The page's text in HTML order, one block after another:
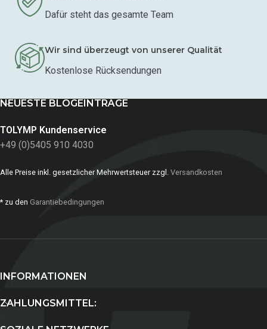
Dafür steht das gesamte Team
Wir sind überzeugt von unserer Qualität
Kostenlose Rücksendungen
NEUESTE BLOGEINTRÄGE
TOLYMP Kundenservice
+49 (0)5405 910 4030
Alle Preise inkl. gesetzlicher Mehrwertsteuer zzgl. Versandkosten
* zu den Garantiebedingungen
INFORMATIONEN
ZAHLUNGSMITTEL: